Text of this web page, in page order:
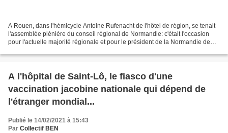
A Rouen, dans l'hémicycle Antoine Rufenacht de l'hôtel de région, se tenait
l'assemblée plénière du conseil régional de Normandie: c'était l'occasion
pour l'actuelle majorité régionale et pour le président de la Normandie de
A l'hôpital de Saint-Lô, le fiasco d'une
vaccination jacobine nationale qui dépend de
l'étranger mondial...
Publié le 14/02/2021 à 15:43
Par Collectif BEN